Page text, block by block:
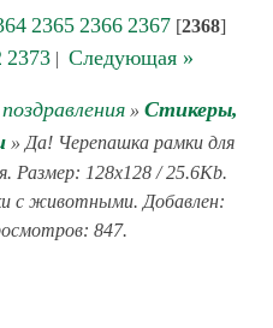
2365 2366 2367 [2368]
2373| Следующая »
» Стикеры,
» Да! Черепашка рамки для
Размер: 128x128 / 25.6Kb.
с животными. Добавлен:
847.